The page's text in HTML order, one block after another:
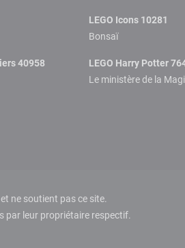
40958
LEGO Icons 10281
Bonsaï
LEGO Harry Potter
Le ministère de la
ne soutient pas ce site.
par leur propriétaire respectif.